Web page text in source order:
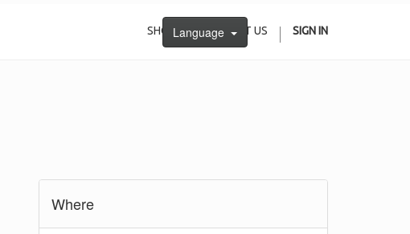
SHOP CONTACT US SIGN IN
Language
Where